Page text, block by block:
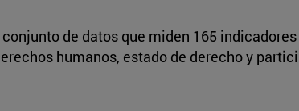
de datos que miden 165
humanos, estado de derecho y